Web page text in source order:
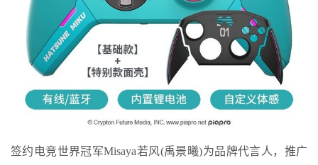
签约电竞世界冠军Misaya若风(禹景曦)为品牌代言人，推广